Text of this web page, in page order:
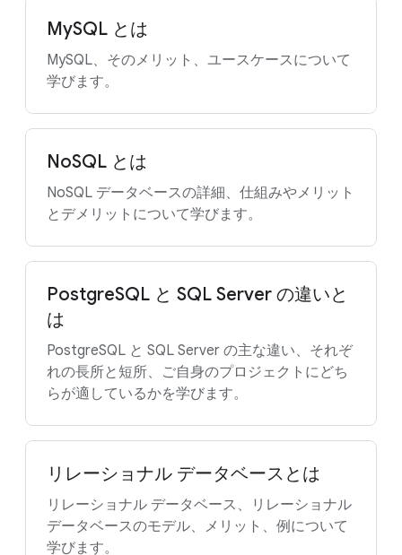
MySQL とは
MySQL、そのメリット、ユースケースについて
学びます。
NoSQL とは
NoSQL データベースの詳細、仕組みやメリット
とデメリットについて学びます。
PostgreSQL と SQL Server の違いと
は
PostgreSQL と SQL Server の主な違い、それぞ
れの長所と短所、ご自身のプロジェクトにどち
らが適しているかを学びます。
リレーショナル データベースとは
リレーショナル データベース、リレーショナル
データベースのモデル、メリット、例について
学びます。